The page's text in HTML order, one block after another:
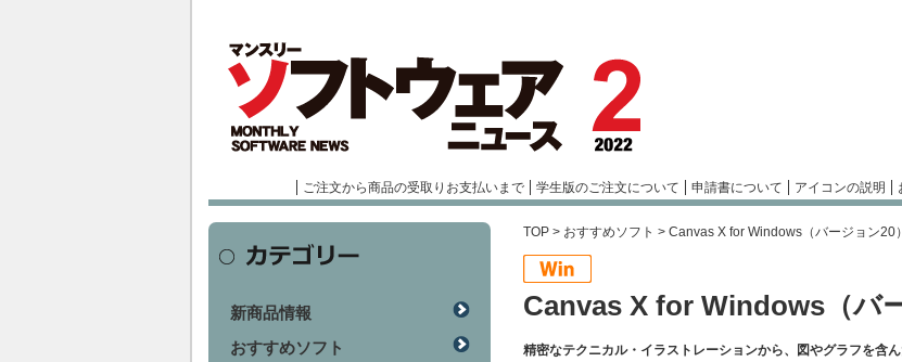
ご注文から商品の受取りお支払いまで 学生版のご注文について 申請書について アイコンの説明
TOP > おすすめソフト > Canvas X for Windows（バージョン20
Canvas X for Windows（バ
精密なテクニカル・イラストレーションから、図やグラフを含
新商品情報
おすすめソフト